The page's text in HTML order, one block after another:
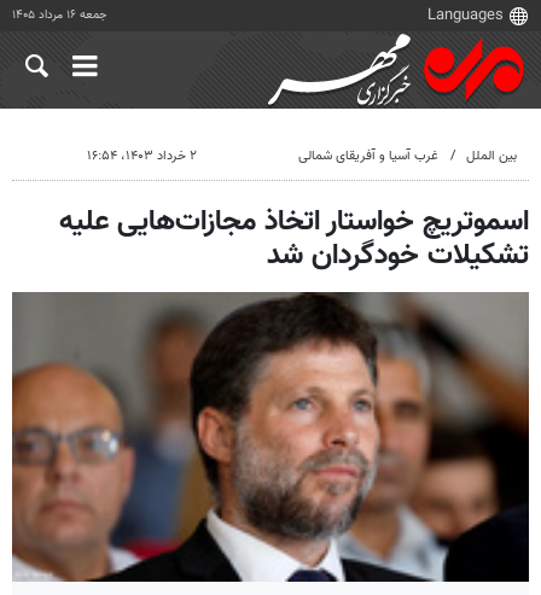
جمعه ۱۶ مرداد ۱۴۰۵
بین الملل غرب آسیا و آفریقای شمالی ۲ خرداد ۱۴۰۳، ۱۶:۵۴
اسموتریچ خواستار اتخاذ مجازات‌هایی علیه
تشکیلات خودگردان شد